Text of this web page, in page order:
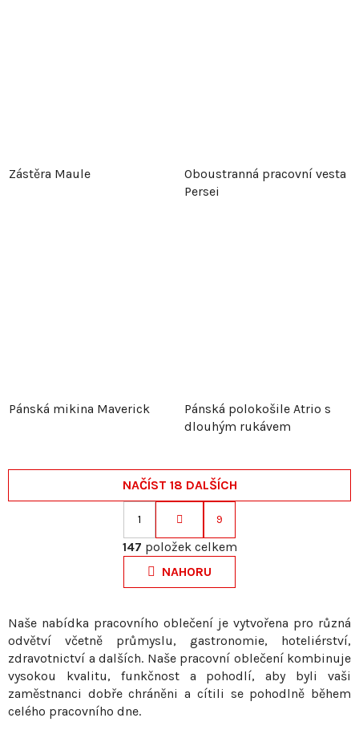
Zástěra Maule
Oboustranná pracovní vesta
Persei
Pánská mikina Maverick
Pánská polokošile Atrio s
dlouhým rukávem
O
v
l
á
a
c
í
p
NAČÍST 18 DALŠÍCH
S
t
r
á
k
v
á
n
1 9
147 položek celkem
NAHORU
Naše nabídka pracovního oblečení je vytvořena pro různá
odvětví včetně průmyslu, gastronomie, hoteliérství,
zdravotnictví a dalších. Naše pracovní oblečení kombinuje
vysokou kvalitu, funkčnost a pohodlí, aby byli vaši
zaměstnanci dobře chráněni a cítili se pohodlně během
celého pracovního dne.